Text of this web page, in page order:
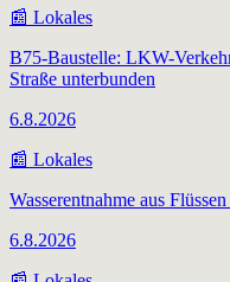
📰 Lokales
B75-Baustelle: LKW-
Straße unterbunden
6.8.2026
📰 Lokales
Wasserentnahme aus
6.8.2026